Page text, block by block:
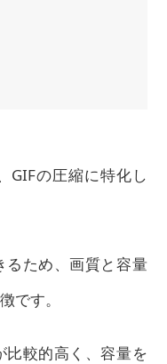
GIFの圧縮に特化し
るため、画質と容量
です。
較的高く、容量を